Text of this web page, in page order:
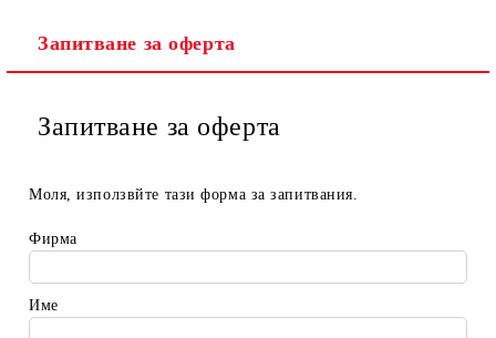
Запитване за оферта
Запитване за оферта
Моля, използвйте тази форма за запитвания.
Фирма
Име